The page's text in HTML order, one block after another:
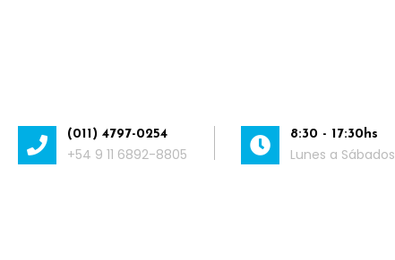
(011) 4797-0254
+54 9 11 6892-8805
8:30 - 17:30hs
Lunes a Sábados